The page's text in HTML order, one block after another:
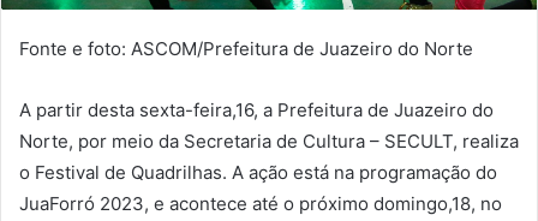
Fonte e foto: ASCOM/Prefeitura de Juazeiro do Norte
A partir desta sexta-feira,16, a Prefeitura de Juazeiro do
Norte, por meio da Secretaria de Cultura – SECULT, realiza
o Festival de Quadrilhas. A ação está na programação do
JuaForró 2023, e acontece até o próximo domingo,18, no